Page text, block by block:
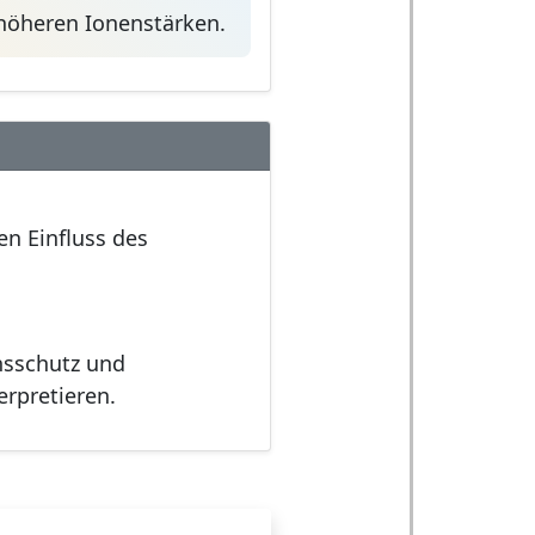
Ionenstärken.
Einfluss des
und